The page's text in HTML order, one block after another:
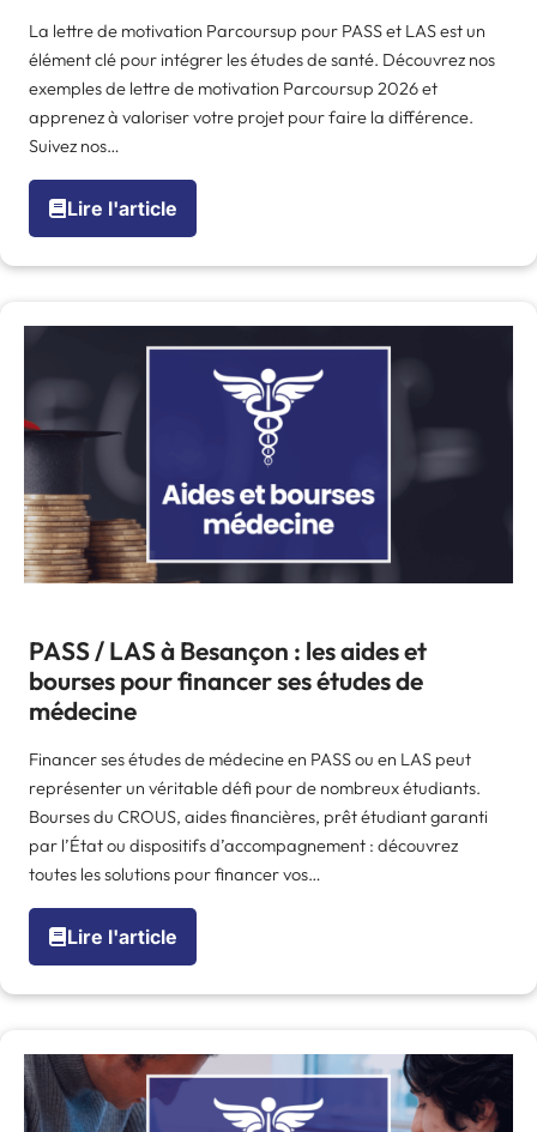
La lettre de motivation Parcoursup pour PASS et LAS est un
élément clé pour intégrer les études de santé. Découvrez nos
exemples de lettre de motivation Parcoursup 2026 et
apprenez à valoriser votre projet pour faire la différence.
Suivez nos…
Lire l'article
PASS / LAS à Besançon : les aides et
bourses pour financer ses études de
médecine
Financer ses études de médecine en PASS ou en LAS peut
représenter un véritable défi pour de nombreux étudiants.
Bourses du CROUS, aides financières, prêt étudiant garanti
par l’État ou dispositifs d’accompagnement : découvrez
toutes les solutions pour financer vos…
Lire l'article